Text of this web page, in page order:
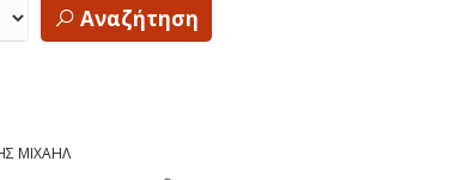
Αναζήτηση
ΜΙΧΑΗΛ